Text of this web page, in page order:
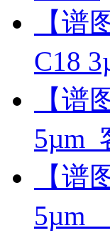
【谱
C18
【谱
【谱